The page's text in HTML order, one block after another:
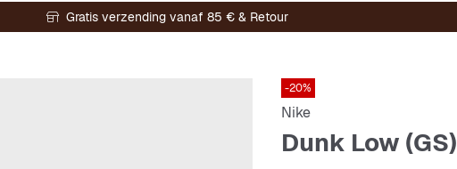
Gratis verzending vanaf 85 € & Retour
-20%
Nike
Dunk Low (GS)